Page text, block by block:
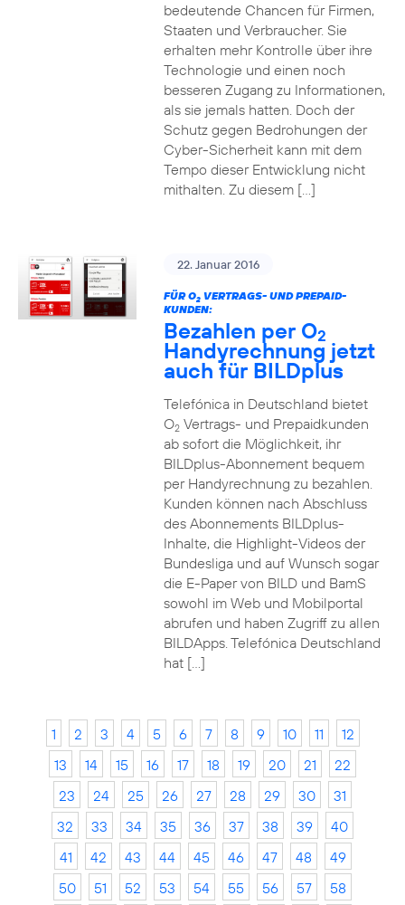
bedeutende Chancen für Firmen,
Staaten und Verbraucher. Sie
erhalten mehr Kontrolle über ihre
Technologie und einen noch
besseren Zugang zu Informationen,
als sie jemals hatten. Doch der
Schutz gegen Bedrohungen der
Cyber-Sicherheit kann mit dem
Tempo dieser Entwicklung nicht
mithalten. Zu diesem […]
22. Januar 2016
FÜR O2VERTRAGS- UND PREPAID-
KUNDEN:
Bezahlen per O2
Handyrechnung jetzt
auch für BILDplus
Telefónica in Deutschland bietet
O2Vertrags- und Prepaidkunden
ab sofort die Möglichkeit, ihr
BILDplus-Abonnement bequem
per Handyrechnung zu bezahlen.
Kunden können nach Abschluss
des Abonnements BILDplus-
Inhalte, die Highlight-Videos der
Bundesliga und auf Wunsch sogar
die E-Paper von BILD und BamS
sowohl im Web und Mobilportal
abrufen und haben Zugriff zu allen
BILDApps. Telefónica Deutschland
hat […]
1 2 3 4 5 6 7 8 9 10 11
12
13
14 15 16 17 18 19 20 21
22
23
24 25 26 27 28 29 30
31
32
33 34 35 36 37 38 39
40
41
42 43 44 45 46 47 48
49
50
51 52 53 54 55 56 57
58